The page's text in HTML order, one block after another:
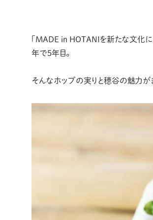
「MADE in HOTANIを新たな文化
年で5年目。
そんなホップの実りと穂谷の魅力が